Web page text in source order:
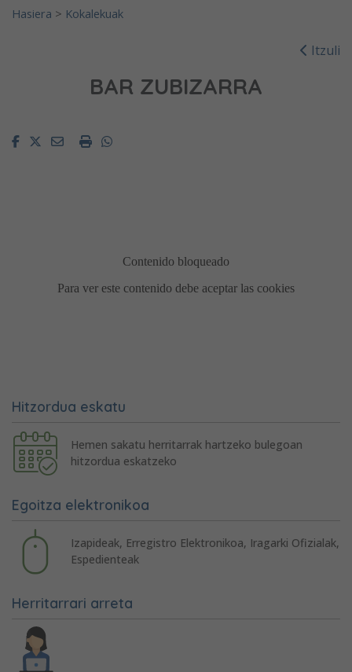
Hasiera > Kokalekuak
Itzuli
BAR ZUBIZARRA
FacebookTwitterEmailImprimirWhatsapp
Hitzordua eskatu
Hemen sakatu herritarrak hartzeko bulegoan
hitzordua eskatzeko
Egoitza elektronikoa
Izapideak, Erregistro Elektronikoa, Iragarki Ofizialak,
Espedienteak
Herritarrari arreta